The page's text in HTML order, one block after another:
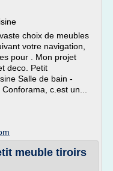
choix de meubles
votre navigation,
pour . Mon projet
deco. Petit
Salle de bain -
c.est un...
meuble tiroirs